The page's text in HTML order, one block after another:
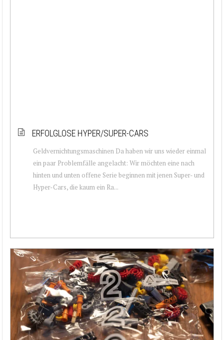
ERFOLGLOSE HYPER/SUPER-CARS
Geldvernichtungsmaschinen Da haben wir uns wieder einmal
ein paar Problemfälle angelacht: Wir möchten eine nach
hinten und unten offene Serie beginnen mit jenen Super- und
Hyper-Cars, die kaum ein Ra...